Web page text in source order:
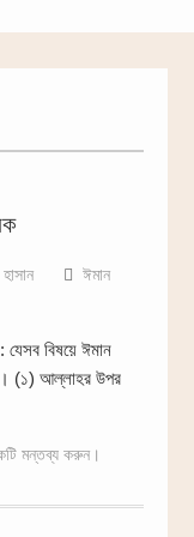
ঈমান
বিষয়ে ঈমান
(১) আল্লাহর উপর
মন্তব্য করুন।